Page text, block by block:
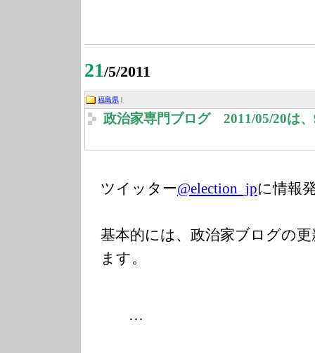
21/5/2011
福島県 |
政治家専門ブログ 2011/05/20は
ツイッター@election_jpに情報
基本的には、政治家ブログの
ます。
…